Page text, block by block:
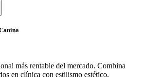
más rentable del mercado. Combina
en clínica con estilismo estético.